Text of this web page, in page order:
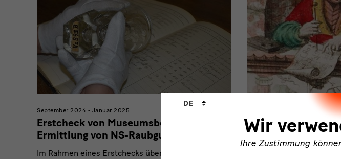
September 2024 - Januar 2025
Erstcheck von Museumsbeständen zur
Ermittlung von NS-Raubgut
Im Rahmen eines Erstchecks überprüfen das
Januar 2014 - Dezember 2016
Frühe Asiatica
sächsischen Hof
Wir
Ihre Zustimmung
Sprachwechsler
DE